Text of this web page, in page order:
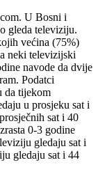
U Bosni i
gleda televiziju.
većina (75%)
neki televizijski
navode da dvije
Podatci
da tijekom
u prosjeku sat i
sat i 40
0-3 godine
gledaju sat i
gledaju sat i 44